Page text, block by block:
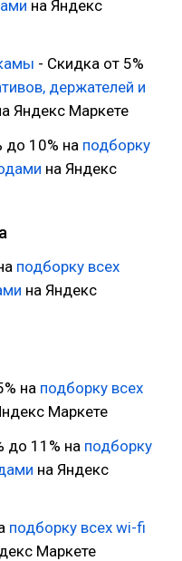
на Яндекс
- Скидка от 5%
держателей и
Яндекс Маркете
до 10% на подборку
на Яндекс
подборку всех
на Яндекс
на подборку всех
Маркете
до 11% на подборку
на Яндекс
подборку всех wi-fi
Маркете